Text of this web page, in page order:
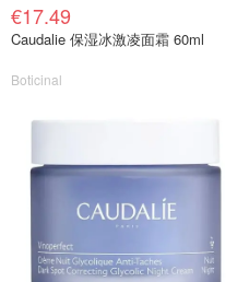
€17.49
Caudalie 保湿冰激凌面霜 60ml
Boticinal